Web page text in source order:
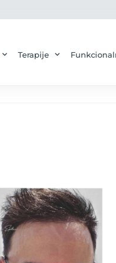
Terapije